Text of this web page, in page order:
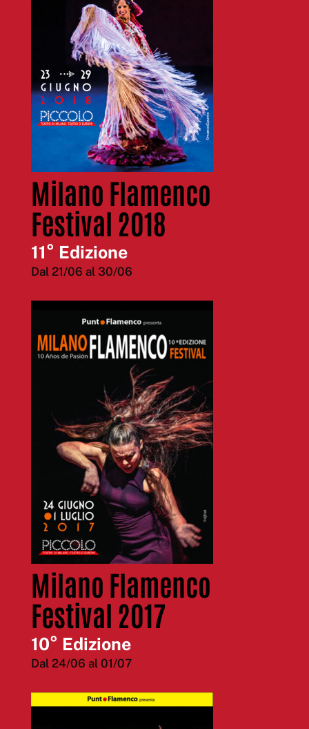
Milano Flamenco
Festival 2018
11° Edizione
Dal 21/06 al 30/06
Milano Flamenco
Festival 2017
10° Edizione
Dal 24/06 al 01/07